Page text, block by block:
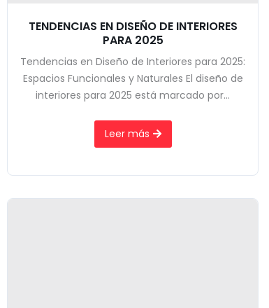
TENDENCIAS EN DISEÑO DE INTERIORES
PARA 2025
Tendencias en Diseño de Interiores para 2025:
Espacios Funcionales y Naturales El diseño de
interiores para 2025 está marcado por...
Leer más